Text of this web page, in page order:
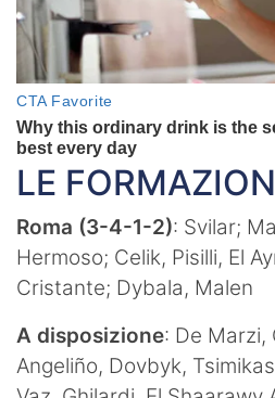
LE
Roma (3-4-1-2): Svilar;
Hermoso; Celik, Pisilli, El
Cristante; Dybala, Malen
A disposizione: De Marzi,
Angeliño, Dovbyk,